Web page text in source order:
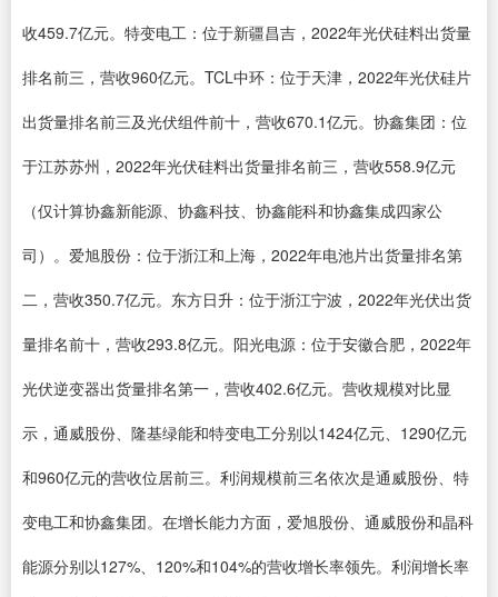
收459.7亿元。特变电工：位于新疆昌吉，2022年光伏硅料出货量
排名前三，营收960亿元。TCL中环：位于天津，2022年光伏硅片
出货量排名前三及光伏组件前十，营收670.1亿元。协鑫集团：位
于江苏苏州，2022年光伏硅料出货量排名前三，营收558.9亿元
（仅计算协鑫新能源、协鑫科技、协鑫能科和协鑫集成四家公
司）。爱旭股份：位于浙江和上海，2022年电池片出货量排名第
二，营收350.7亿元。东方日升：位于浙江宁波，2022年光伏出货
量排名前十，营收293.8亿元。阳光电源：位于安徽合肥，2022年
光伏逆变器出货量排名第一，营收402.6亿元。营收规模对比显
示，通威股份、隆基绿能和特变电工分别以1424亿元、1290亿元
和960亿元的营收位居前三。利润规模前三名依次是通威股份、特
变电工和协鑫集团。在增长能力方面，爱旭股份、通威股份和晶科
能源分别以127%、120%和104%的营收增长率领先。利润增长率